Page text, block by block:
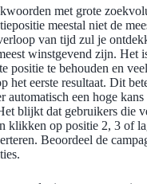
met grote
meestal niet de
van tijd zul je
winstgevend zijn. Het
positie te behouden en
het eerste resultaat. Dit
automatisch een hoge kans
blijkt dat gebruikers die
klikken op positie 2, 3 of
Beoordeel de